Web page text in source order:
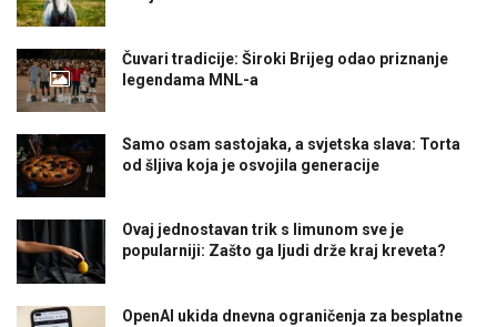
Čuvari tradicije: Široki Brijeg odao priznanje
legendama MNL-a
Samo osam sastojaka, a svjetska slava: Torta
od šljiva koja je osvojila generacije
Ovaj jednostavan trik s limunom sve je
popularniji: Zašto ga ljudi drže kraj kreveta?
OpenAI ukida dnevna ograničenja za besplatne